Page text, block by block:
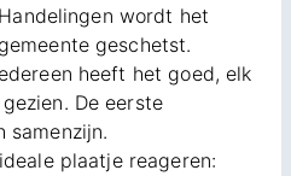
wordt het
geschetst.
heeft het goed, elk
De eerste
samenzijn.
plaatje reageren: